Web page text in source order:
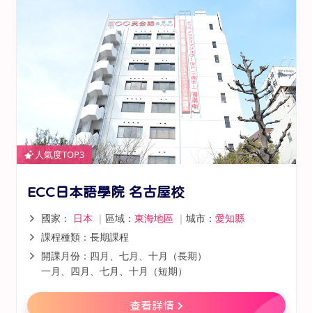
人氣度TOP3
ECC日本語學院 名古屋校
國家： 日本 ｜ 區域： 東海地區 ｜ 城市： 愛知縣
課程種類：長期課程
開課月份：四月、七月、十月（長期）
一月、四月、七月、十月（短期）
查看詳情